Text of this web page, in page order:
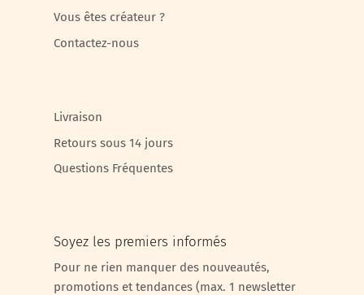
Vous êtes créateur ?
Contactez-nous
Livraison
Retours sous 14 jours
Questions Fréquentes
Soyez les premiers informés
Pour ne rien manquer des nouveautés,
promotions et tendances (max. 1 newsletter